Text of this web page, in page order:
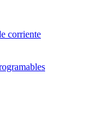
corriente